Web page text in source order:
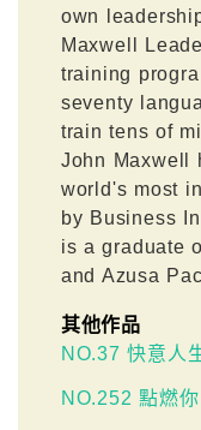
own
Maxwell
training
seventy
train tens of
John Maxwell
world's most
by Business
is a graduate
and Azusa
其他作品
NO.37 快意人
NO.252 點燃